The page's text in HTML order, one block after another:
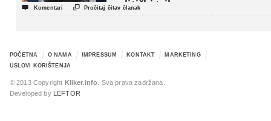
politički triler
 Komentari  Pročitaj čitav članak
POČETNA O NAMA IMPRESSUM KONTAKT
MARKETING
USLOVI KORIŠTENJA
© 2013 Copyright Kliker.info . Sva prava zadržana.
Developed by
LEFTOR